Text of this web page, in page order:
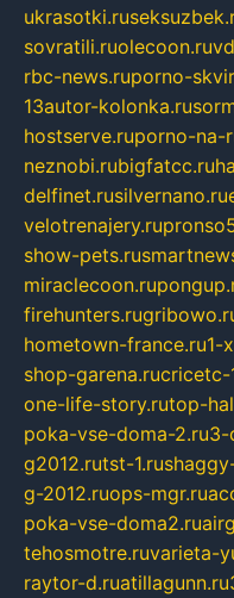
ukrasotki.ru
sovratili.ruolecoon.ru
rbc-news.ruporno-
13autor-kolonka.ru
hostserve.ruporno-na-
neznobi.rubigfatcc.ru
delfinet.rusilvernano.ru
velotrenajery.ru
show-pets.ru
miraclecoon.ru
firehunters.ru
hometown-france.ru1-
shop-garena.rucricetc-
one-life-story.rutop-
poka-vse-doma-2.ru3-
g2012.rutst-1.ru
g-2012.ruops-mgr.ru
poka-vse-doma2.ru
tehosmotre.ruvarieta-
raytor-d.ruatillagunn.ru